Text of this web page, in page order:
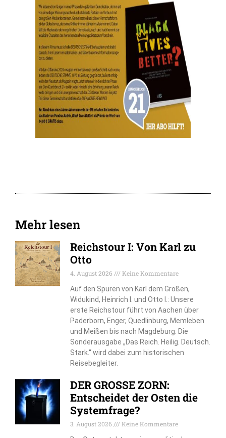
Mehr lesen
Reichstour I: Von Karl zu
Otto
4. August 2026
Keine Kommentare
Auf den Spuren von Karl dem Großen,
Widukind, Heinrich I. und Otto I.: Unsere
erste Reichstour führt von Aachen über
Paderborn, Enger, Quedlinburg, Memleben
und Meißen bis nach Magdeburg. Die
Sonderausgabe „Das Reich. Heilig. Deutsch.
Stark.“ wird dabei zum historischen
Reisebegleiter.
DER GROSSE ZORN:
Entscheidet der Osten die
Systemfrage?
3. August 2026
Keine Kommentare